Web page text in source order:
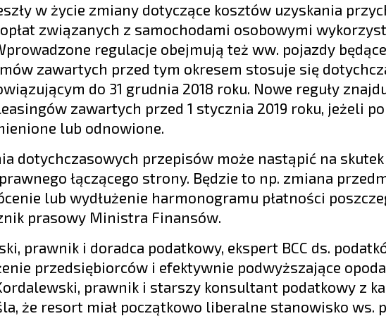
w życie zmiany dotyczące kosztów uzyskania
związanych z samochodami osobowymi
regulacje obejmują też ww. pojazdy będące
zawartych przed tym okresem stosuje się
do 31 grudnia 2018 roku. Nowe reguły
zawartych przed 1 stycznia 2019 roku, jeżeli
lub odnowione.
dotychczasowych przepisów może nastąpić na
łączącego strony. Będzie to np. zmiana
lub wydłużenie harmonogramu płatności
prasowy Ministra Finansów.
prawnik i doradca podatkowy, ekspert BCC ds.
przedsiębiorców i efektywnie podwyższające
prawnik i starszy konsultant podatkowy z
że resort miał początkowo liberalne stanowisko ws.